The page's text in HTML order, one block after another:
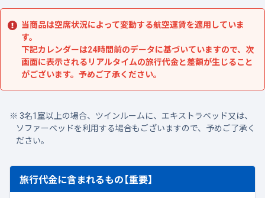
当商品は空席状況によって変動する航空運賃を適用していま
す。
下記カレンダーは24時間前のデータに基づいていますので、次
画面に表示されるリアルタイムの旅行代金と差額が生じること
がございます。予めご了承ください。
3名1室以上の場合、ツインルームに、エキストラベッド又は、
ソファーベッドを利用する場合もございますので、予めご了承く
ださい。
旅行代金に含まれるもの【重要】